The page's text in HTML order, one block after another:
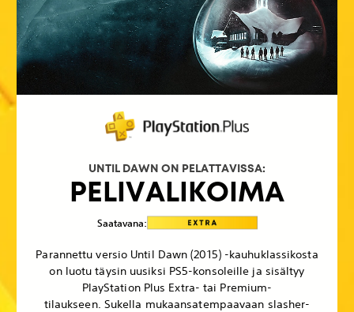
UNTIL DAWN ON PELATTAVISSA:
PELIVALIKOIMA
Saatavana:
Parannettu versio Until Dawn (2015) -kauhuklassikosta
on luotu täysin uusiksi PS5-konsoleille ja sisältyy
PlayStation Plus Extra- tai Premium-
tilaukseen. Sukella mukaansatempaavaan slasher-